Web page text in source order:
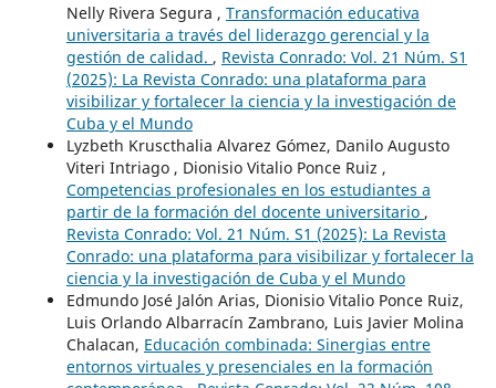
Nelly Rivera Segura , Transformación educativa
universitaria a través del liderazgo gerencial y la
gestión de calidad. , Revista Conrado: Vol. 21 Núm. S1
(2025): La Revista Conrado: una plataforma para
visibilizar y fortalecer la ciencia y la investigación de
Cuba y el Mundo
Lyzbeth Kruscthalia Alvarez Gómez, Danilo Augusto
Viteri Intriago , Dionisio Vitalio Ponce Ruiz ,
Competencias profesionales en los estudiantes a
partir de la formación del docente universitario ,
Revista Conrado: Vol. 21 Núm. S1 (2025): La Revista
Conrado: una plataforma para visibilizar y fortalecer la
ciencia y la investigación de Cuba y el Mundo
Edmundo José Jalón Arias, Dionisio Vitalio Ponce Ruiz,
Luis Orlando Albarracín Zambrano, Luis Javier Molina
Chalacan, Educación combinada: Sinergias entre
entornos virtuales y presenciales en la formación